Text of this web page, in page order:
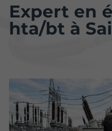
Expert en
hta/bt à